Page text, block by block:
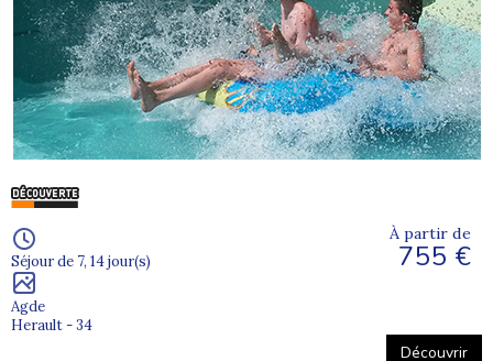
Séjour de 7, 14 jour(s)
Agde
Herault - 34
À partir de
755 €
Découvrir